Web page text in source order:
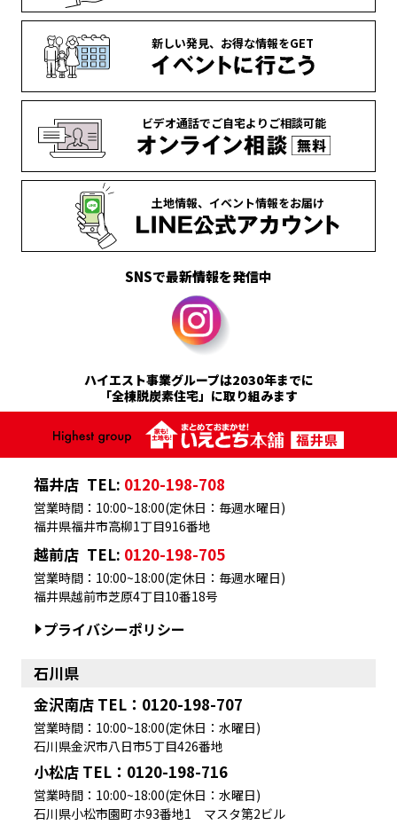
新しい発見、 お得な情報をGET
ビデオ通話でご自宅より ご相談可能
土地情報、 イベント情報をお届け
SNSで最新情報を発信中
ハイエスト事業グループは2030年までに
「全棟脱炭素住宅」に取り組みます
福井店 TEL: 0120-198-708
福井県福井市高柳1丁目916番地
営業時間：10:00~18:00(定休日：毎週水曜日)
越前店 TEL: 0120-198-705
福井県越前市芝原4丁目10番18号
営業時間：10:00~18:00(定休日：毎週水曜日)
プライバシーポリシー
石川県
金沢南店 TEL：0120-198-707
営業時間：10:00~18:00(定休日：水曜日)
石川県金沢市八日市5丁目426番地
小松店 TEL：0120-198-716
営業時間：10:00~18:00(定休日：水曜日)
石川県小松市園町ホ93番地1 マスタ第2ビル